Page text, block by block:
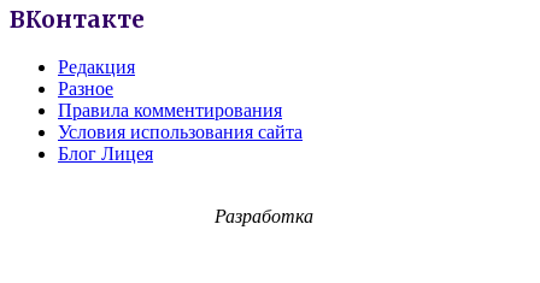
ВКонтакте
Редакция
Разное
Правила комментирования
Условия использования сайта
Блог Лицея
Разработка